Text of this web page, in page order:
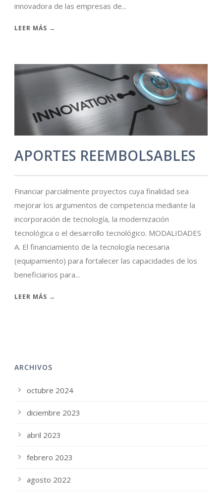
innovadora de las empresas de...
LEER MÁS →
APORTES REEMBOLSABLES
Financiar parcialmente proyectos cuya finalidad sea
mejorar los argumentos de competencia mediante la
incorporación de tecnología, la modernización
tecnológica o el desarrollo tecnológico. MODALIDADES
A. El financiamiento de la tecnología necesaria
(equipamiento) para fortalecer las capacidades de los
beneficiarios para...
LEER MÁS →
ARCHIVOS
octubre 2024
diciembre 2023
abril 2023
febrero 2023
agosto 2022